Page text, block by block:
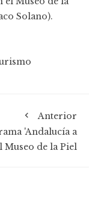
Solano).
Anterior
'Andalucía a
Museo de la Piel